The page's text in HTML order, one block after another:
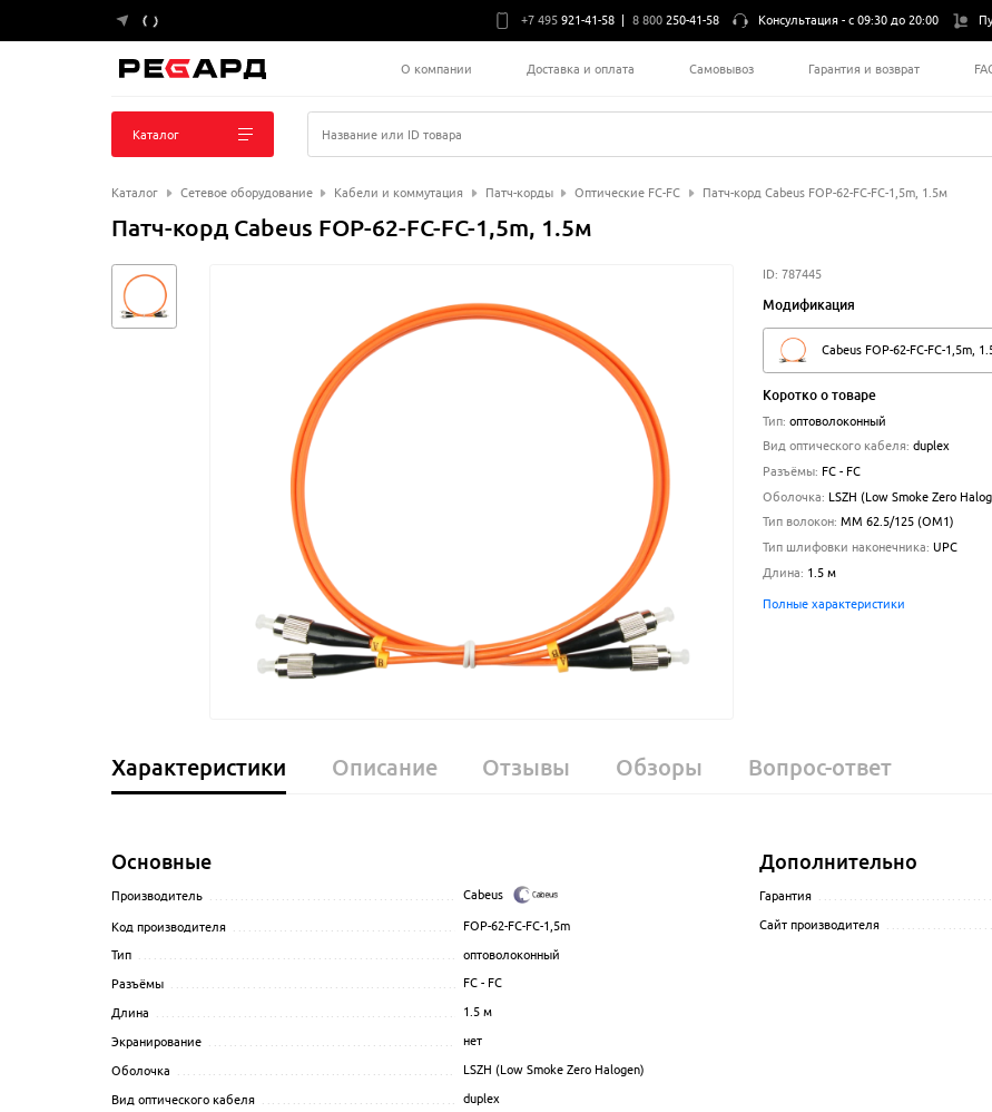
+7 495 921-41-58 8 800 250-41-58 Консультация -с 09:30 до 20:00
О компании Доставка и оплата Самовывоз Гарантия и возврат
Каталог Название или ID товара
Каталог Сетевое оборудование Кабели и коммутация Патч-корды Оптические FC-FC Патч-корд Cabeus FOP-62-FC-FC-1,5m, 1.5м
Патч-корд Cabeus FOP-62-FC-FC-1,5m, 1.5м
ID: 787445
Модификация
Cabeus FOP-62-FC-FC-1,5m,
Коротко о товаре
Тип: оптоволоконный
Вид оптического кабеля: duplex
Разъёмы: FC - FC
Оболочка: LSZH (Low Smoke Zero
Тип волокон: MM 62.5/125 (OM1)
Тип шлифовки наконечника: UPC
Длина: 1.5 м
Полные характеристики
Характеристики Описание Отзывы Обзоры Вопрос-ответ
Основные
Производитель Cabeus
Код производителя FOP-62-FC-FC-1,5m
Тип оптоволоконный
Разъёмы FC - FC
Длина 1.5м
Экранирование нет
Оболочка LSZH (Low Smoke Zero Halogen)
Вид оптического кабеля duplex
Дополнительно
Гарантия
Сайт производителя